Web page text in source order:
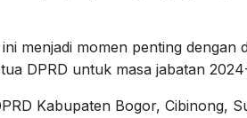
menjadi momen penting dengan
DPRD untuk masa jabatan
Kabupaten Bogor, Cibinong,